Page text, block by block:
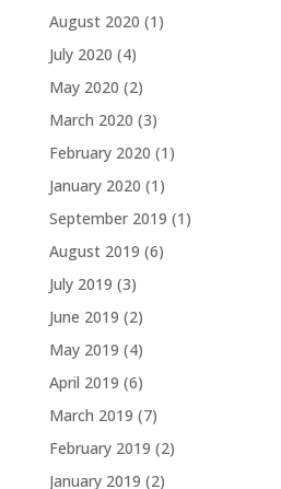
August 2020 (1)
July 2020 (4)
May 2020 (2)
March 2020 (3)
February 2020 (1)
January 2020 (1)
September 2019 (1)
August 2019 (6)
July 2019 (3)
June 2019 (2)
May 2019 (4)
April 2019 (6)
March 2019 (7)
February 2019 (2)
January 2019 (2)